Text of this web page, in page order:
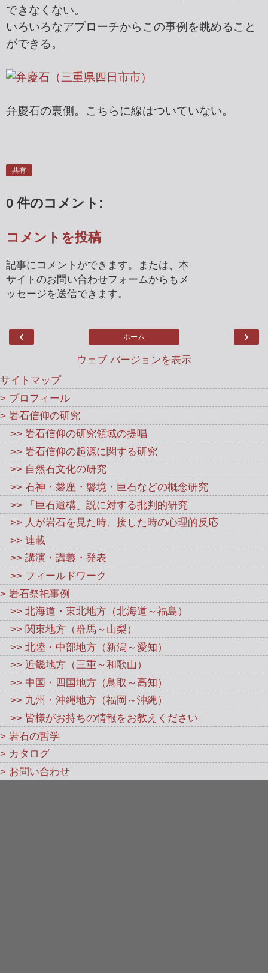
できなくない。
いろいろなアプローチからこの事例を眺めること
ができる。
弁慶石の裏側。こちらに線はついていない。
共有
0 件のコメント:
コメントを投稿
記事にコメントができます。または、本
サイトのお問い合わせフォームからもメ
ッセージを送信できます。
‹ ›
ホーム
ウェブ バージョンを表示
サイトマップ
> プロフィール
> 岩石信仰の研究
>> 岩石信仰の研究領域の提唱
>> 岩石信仰の起源に関する研究
>> 自然石文化の研究
>> 石神・磐座・磐境・巨石などの概念研究
>> 「巨石遺構」説に対する批判的研究
>> 人が岩石を見た時、接した時の心理的反応
>> 連載
>> 講演・講義・発表
>> フィールドワーク
> 岩石祭祀事例
>> 北海道・東北地方（北海道～福島）
>> 関東地方（群馬～山梨）
>> 北陸・中部地方（新潟～愛知）
>> 近畿地方（三重～和歌山）
>> 中国・四国地方（鳥取～高知）
>> 九州・沖縄地方（福岡～沖縄）
>> 皆様がお持ちの情報をお教えください
> 岩石の哲学
> カタログ
> お問い合わせ